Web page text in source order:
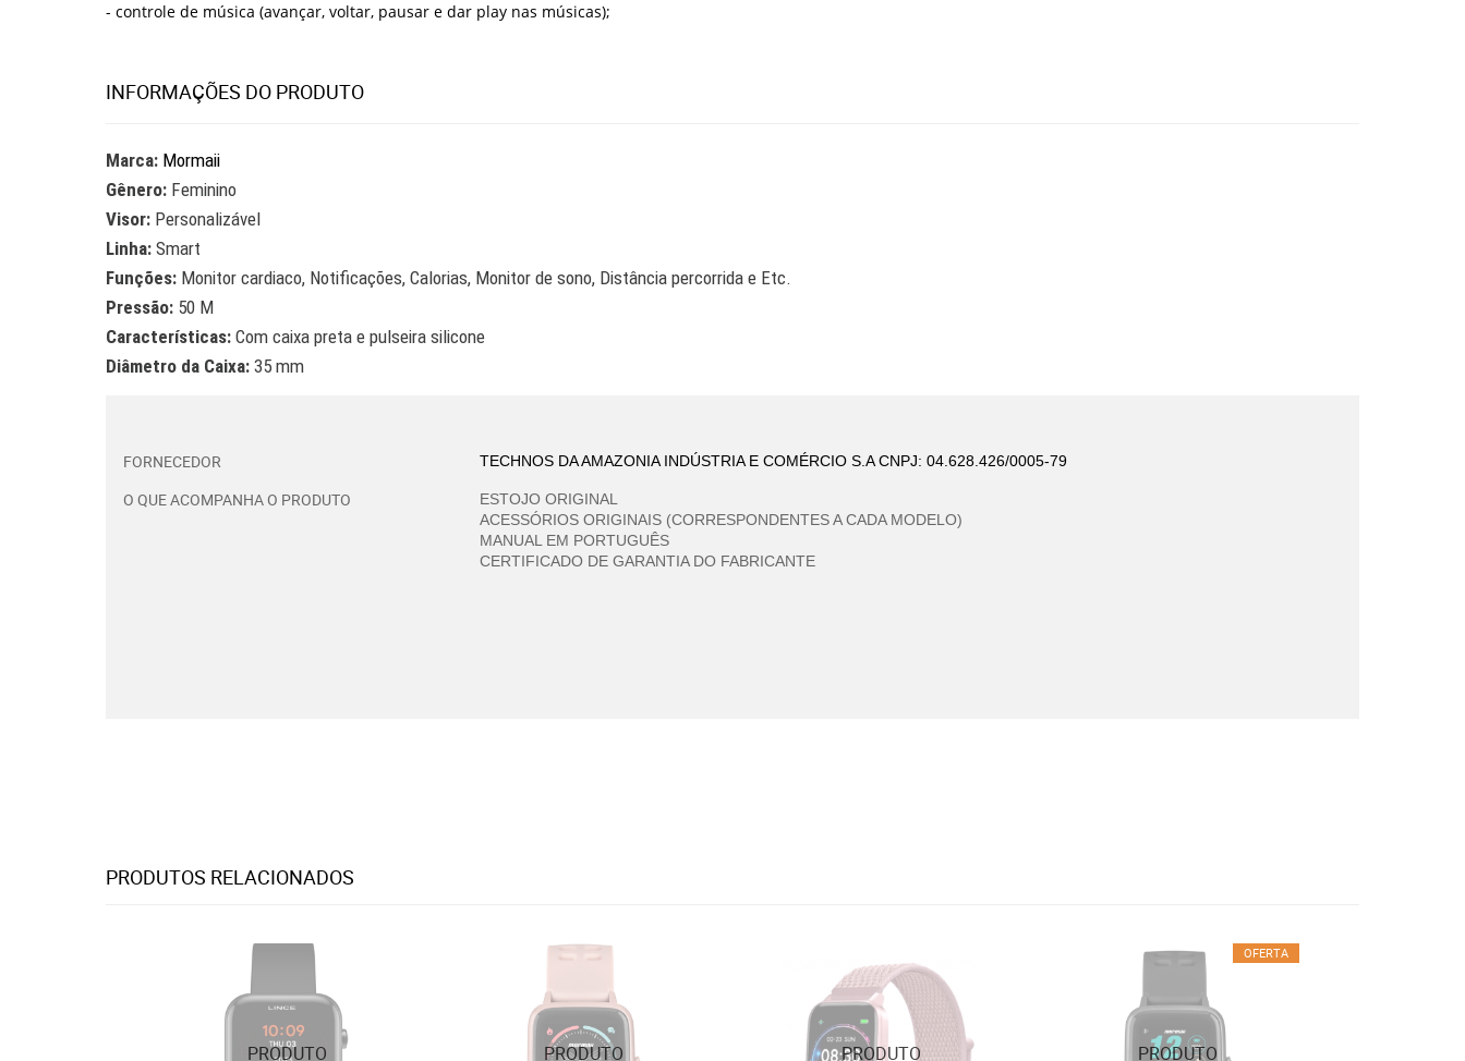
- controle de música (avançar, voltar, pausar e dar play nas músicas);
INFORMAÇÕES DO PRODUTO
Marca: Mormaii
Gênero: Feminino
Visor: Personalizável
Linha: Smart
Funções: Monitor cardiaco, Notificações, Calorias, Monitor de sono, Distância percorrida e Etc.
Pressão: 50 M
Características: Com caixa preta e pulseira silicone
Diâmetro da Caixa: 35 mm
FORNECEDOR TECHNOS DA AMAZONIA INDÚSTRIA E COMÉRCIO S.A CNPJ: 04.628.426/0005-79
O QUE ACOMPANHA O PRODUTO
ESTOJO ORIGINAL
ACESSÓRIOS ORIGINAIS (CORRESPONDENTES A CADA MODELO)
MANUAL EM PORTUGUÊS
CERTIFICADO DE GARANTIA DO FABRICANTE
PRODUTOS RELACIONADOS
OFERTA